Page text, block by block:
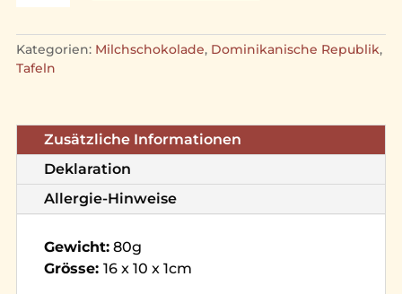
Caribe
44%
Menge
e
r
e
Kategorien: Milchschokolade, Dominikanische Republik,
Tafeln
Zusätzliche Informationen
Deklaration
Allergie-Hinweise
Gewicht:80g
Grösse: 16 x 10 x 1cm